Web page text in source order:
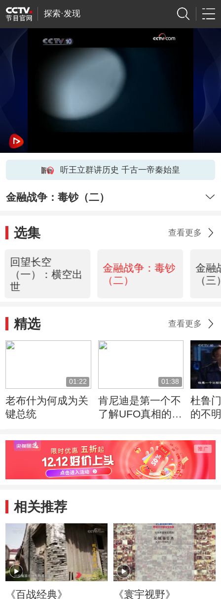
探索·发现
听王立群讲历史 千古一帝秦始皇
金融战争：毒钞（二）
选集 查看更多
回望长空
（一）：横空出
世
金融战争：毒钞
（二）
金融
（三
精选 查看更多
01:22
老布什为何成为关
键总统
01:38
肯尼迪是第一个不
了解UFO真相的总
杜鲁
的不
相关推荐
《百战经典》
《寰宇视野》